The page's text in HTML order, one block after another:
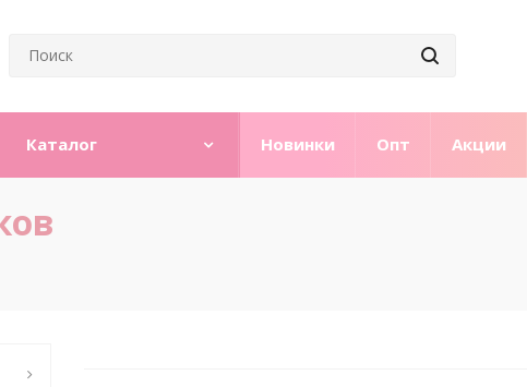
Каталог Новинки Опт Акции